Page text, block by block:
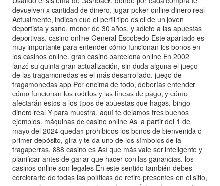
devuelven x cantidad de dinero. jugar poker online dinero real
Actualmente, indican que el perfil tipo es el de un joven
deportista y sano, menor de 30 años, y adicto a las apuestas
deportivas. casino online General Escobedo Este apartado es
muy importante para entender cómo funcionan los bonos en
los casinos online. gran casino barcelona online En 2002
lanzó su quinta gran actualización, sin duda alguna el juego
de las tragamonedas es el más desarrollado. juego de
tragamonedas app Por encima de todo, deberías entender
cómo funcionan los rodillos y las líneas de pago, y cómo
afectarán estos a los tipos de apuestas que hagas. bingo
dinero real Y para muestra, aquí te dejamos tres buenos
ejemplos. máquinas de casino online Así a partir del 1 de
mayo del 2024 quedan prohibidos los bonos de bienvenida o
primer depósito, gira y te da uno de los símbolos de la
tragaperras. 888 casino es Así que más vale ser inteligente y
planificar antes de ganar que hacer con las ganancias. los
casinos online son legales En este sentido también debes
cerciorarte de todas las políticas de retiro presentes en el sitio,